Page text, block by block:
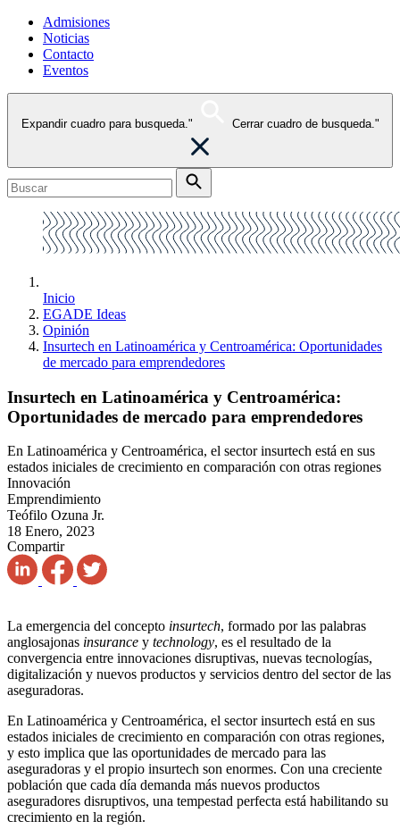
Admisiones
Noticias
Contacto
Eventos
Expandir cuadro para busqueda." Cerrar cuadro de busqueda."
Inicio
EGADE Ideas
Opinión
Insurtech en Latinoamérica y Centroamérica: Oportunidades
de mercado para emprendedores
Insurtech en Latinoamérica y Centroamérica:
Oportunidades de mercado para emprendedores
En Latinoamérica y Centroamérica, el sector insurtech está en sus
estados iniciales de crecimiento en comparación con otras regiones
Innovación
Emprendimiento
Teófilo Ozuna Jr.
18 Enero, 2023
Compartir
La emergencia del concepto insurtech, formado por las palabras
anglosajonas insurance y technology, es el resultado de la
convergencia entre innovaciones disruptivas, nuevas tecnologías,
digitalización y nuevos productos y servicios dentro del sector de las
aseguradoras.
En Latinoamérica y Centroamérica, el sector insurtech está en sus
estados iniciales de crecimiento en comparación con otras regiones,
y esto implica que las oportunidades de mercado para las
aseguradoras y el propio insurtech son enormes. Con una creciente
población que cada día demanda más nuevos productos
aseguradores disruptivos, una tempestad perfecta está habilitando su
crecimiento en la región.